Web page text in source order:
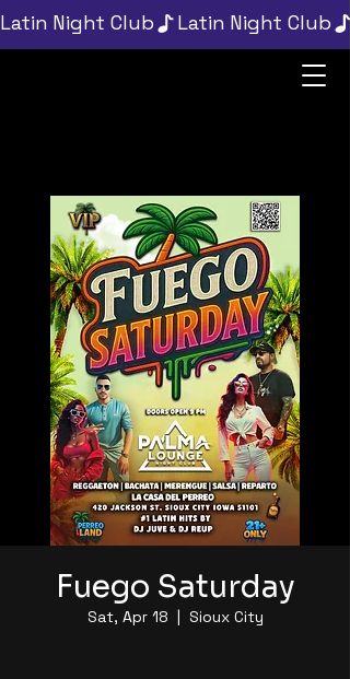
Latin Night Club
Fuego Saturday
Sat, Apr 18
  |
Sioux City